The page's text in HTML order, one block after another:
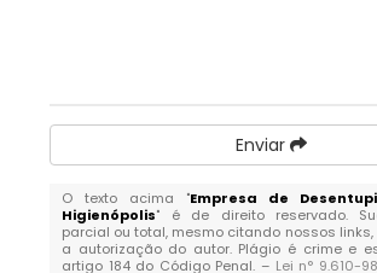
Enviar
O texto acima "Empresa de
Higienópolis" é de direito reservado.
parcial ou total, mesmo citando nossos
a autorização do autor. Plágio é crime e
artigo 184 do Código Penal. – Lei n° 9.610-